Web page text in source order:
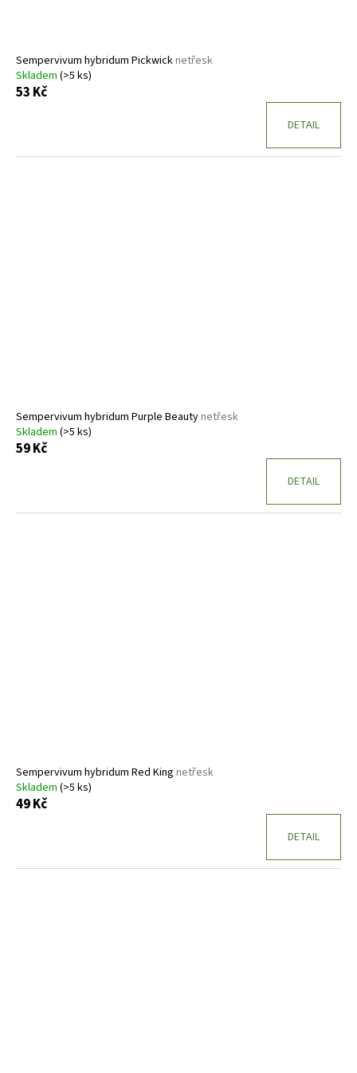
Sempervivum hybridum Pickwicknetřesk
Skladem (>5 ks)
53 Kč
DETAIL
Sempervivum hybridum Purple Beautynetřesk
Skladem (>5 ks)
59 Kč
DETAIL
Sempervivum hybridum Red King netřesk
Skladem (>5 ks)
49 Kč
DETAIL